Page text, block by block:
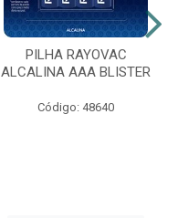
PILHA RAYOVAC
ALCALINA AAA BLISTER
Código: 48640